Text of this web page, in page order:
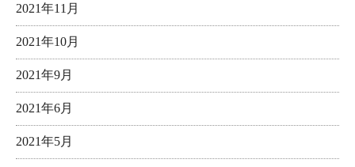
2021年11月
2021年10月
2021年9月
2021年6月
2021年5月